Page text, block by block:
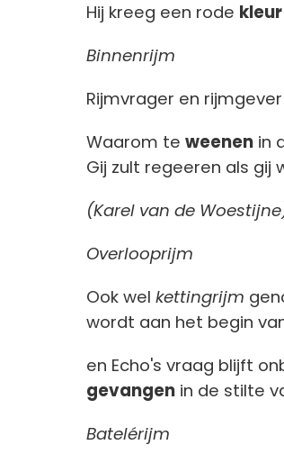
Hij kreeg een rode kleur
Binnenrijm
Rijmvrager en
Waarom te weenen in
Gij zult regeeren als gij
(Karel van de
Overlooprijm
Ook wel kettingrijm
wordt aan het begin
en Echo's vraag blijft
gevangen in de stilte
Batelérijm